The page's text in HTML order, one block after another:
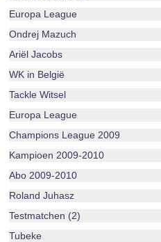
Europa League
Ondrej Mazuch
Ariël Jacobs
WK in België
Tackle Witsel
Europa League
Champions League 2009
Kampioen 2009-2010
Abo 2009-2010
Roland Juhasz
Testmatchen (2)
Tubeke